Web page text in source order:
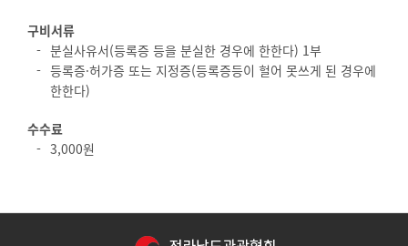
구비서류
분실사유서(등록증 등을 분실한 경우에 한한다) 1부
등록증·허가증 또는 지정증(등록증등이 헐어 못쓰게 된 경우에
한한다)
수수료
3,000원